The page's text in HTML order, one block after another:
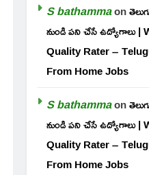
S bathammaon
నుండి పని చేసే ఉద్యోగాలు |
Quality Rater –
From Home Jobs
S bathammaon
నుండి పని చేసే ఉద్యోగాలు |
Quality Rater –
From Home Jobs